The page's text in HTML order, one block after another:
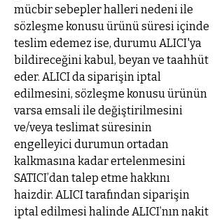
mücbir sebepler halleri nedeni ile
sözleşme konusu ürünü süresi içinde
teslim edemez ise, durumu ALICI'ya
bildireceğini kabul, beyan ve taahhüt
eder. ALICI da siparişin iptal
edilmesini, sözleşme konusu ürünün
varsa emsali ile değiştirilmesini
ve/veya teslimat süresinin
engelleyici durumun ortadan
kalkmasına kadar ertelenmesini
SATICI’dan talep etme hakkını
haizdir. ALICI tarafından siparişin
iptal edilmesi halinde ALICI’nın nakit